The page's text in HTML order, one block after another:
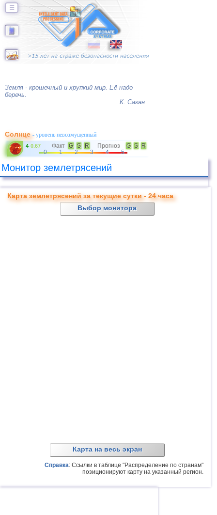
☰
Земля - крошечный и хрупкий мир. Её надо
беречь.
К. Саган
Солнце- уровень невозмущенный
4-0.67 Факт G S R Прогноз G S
R
0
1 2 3 4 5
Монитор землетрясений
Карта землетрясений за текущие сутки - 24 часа
Выбор монитора
Карта на весь экран
Справка: Ссылки в таблице "Распределение по странам"
позиционируют карту на указанный регион.